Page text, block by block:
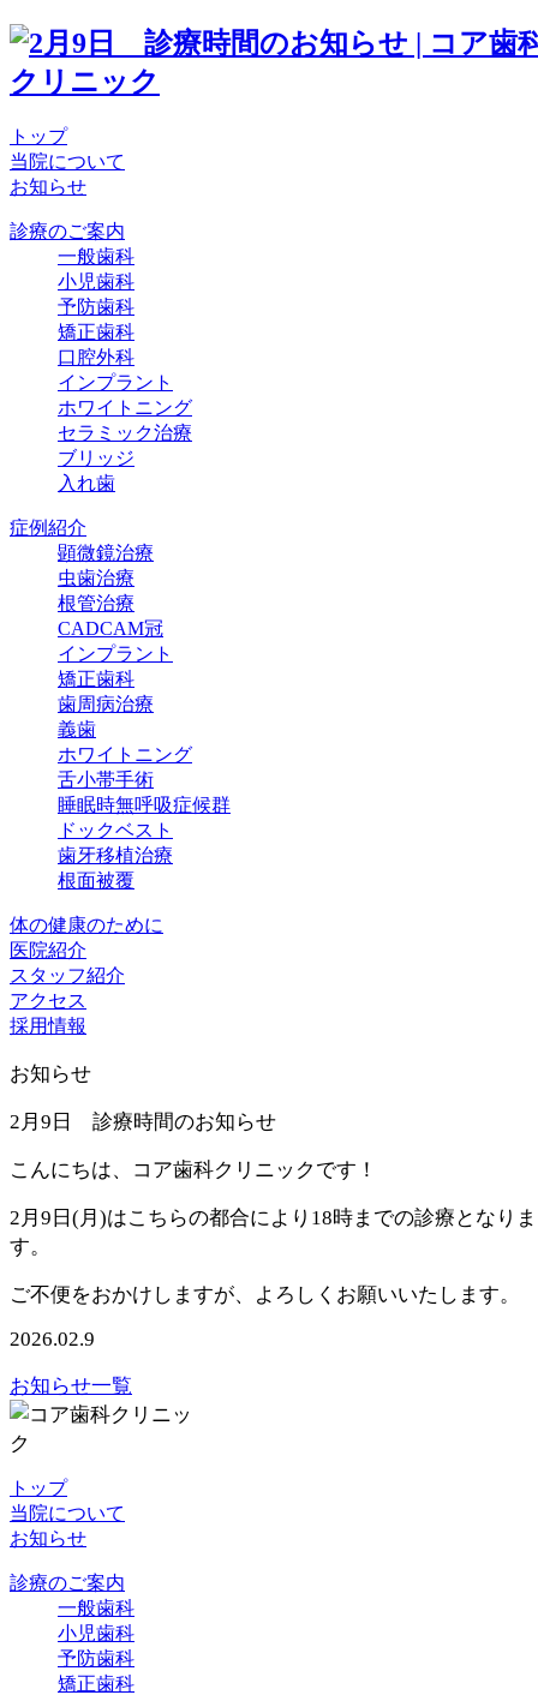
トップ
当院について
お知らせ
診療のご案内
一般歯科
小児歯科
予防歯科
矯正歯科
口腔外科
インプラント
ホワイトニング
セラミック治療
ブリッジ
入れ歯
症例紹介
顕微鏡治療
虫歯治療
根管治療
CADCAM冠
インプラント
矯正歯科
歯周病治療
義歯
ホワイトニング
舌小帯手術
睡眠時無呼吸症候群
ドックベスト
歯牙移植治療
根面被覆
体の健康のために
医院紹介
スタッフ紹介
アクセス
採用情報
お知らせ
2月9日 診療時間のお知らせ
こんにちは、コア歯科クリニックです！
2月9日(月)はこちらの都合により18時までの診療となりま
す。
ご不便をおかけしますが、よろしくお願いいたします。
2026.02.9
お知らせ一覧
トップ
当院について
お知らせ
診療のご案内
一般歯科
小児歯科
予防歯科
矯正歯科